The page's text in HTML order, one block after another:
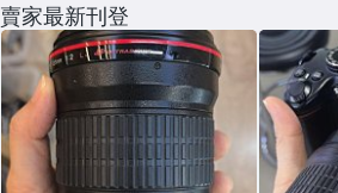
賣家最新刊登